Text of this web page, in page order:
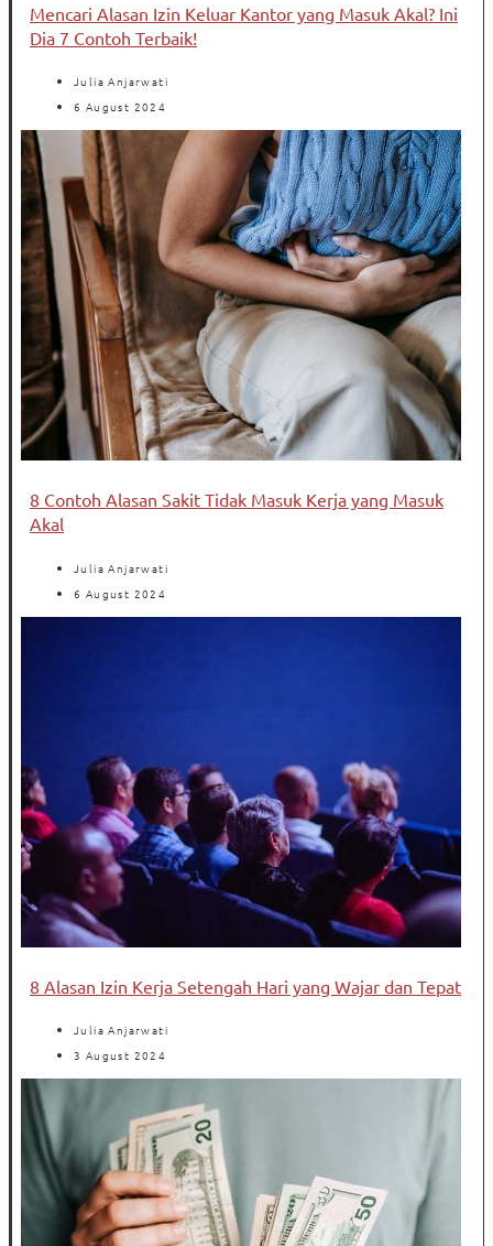
Mencari Alasan Izin Keluar Kantor yang Masuk Akal? Ini
Dia 7 Contoh Terbaik!
Julia Anjarwati
6 August 2024
8 Contoh Alasan Sakit Tidak Masuk Kerja yang Masuk
Akal
Julia Anjarwati
6 August 2024
8 Alasan Izin Kerja Setengah Hari yang Wajar dan Tepat
Julia Anjarwati
3 August 2024